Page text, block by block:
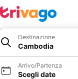
Destinazione
Cambodia
Arrivo/Partenza
Scegli date